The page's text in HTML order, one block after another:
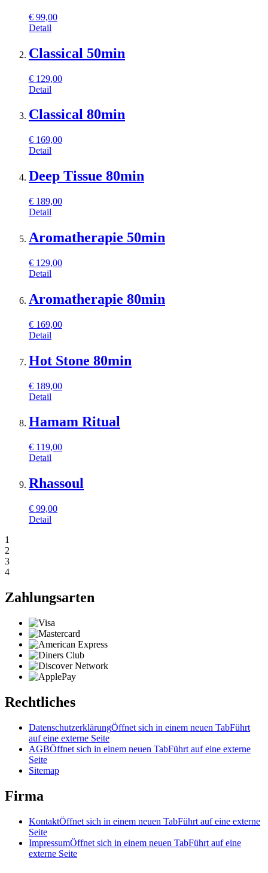
€ 99,00
Detail
Classical 50min
€ 129,00
Detail
Classical 80min
€ 169,00
Detail
Deep Tissue 80min
€ 189,00
Detail
Aromatherapie 50min
€ 129,00
Detail
Aromatherapie 80min
€ 169,00
Detail
Hot Stone 80min
€ 189,00
Detail
Hamam Ritual
€ 119,00
Detail
Rhassoul
€ 99,00
Detail
1
2
3
4
Zahlungsarten
Rechtliches
DatenschutzerklärungÖffnet sich in einem neuen TabFührt
auf eine externe Seite
AGBÖffnet sich in einem neuen TabFührt auf eine externe
Seite
Sitemap
Firma
KontaktÖffnet sich in einem neuen TabFührt auf eine externe
Seite
ImpressumÖffnet sich in einem neuen TabFührt auf eine
externe Seite